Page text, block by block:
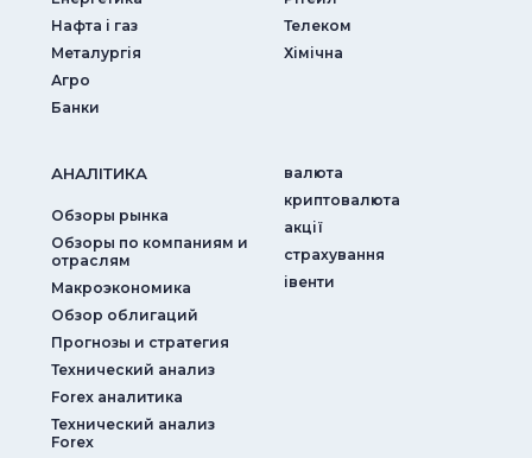
Нафта і газ
Металургія
Агро
Банки
Телеком
Хімічна
АНАЛIТИКА
Обзоры рынка
Обзоры по компаниям и
отраслям
Макроэкономика
Обзор облигаций
Прогнозы и стратегия
Технический анализ
Forex аналитика
Технический анализ
Forex
валюта
криптовалюта
акції
страхування
iвенти